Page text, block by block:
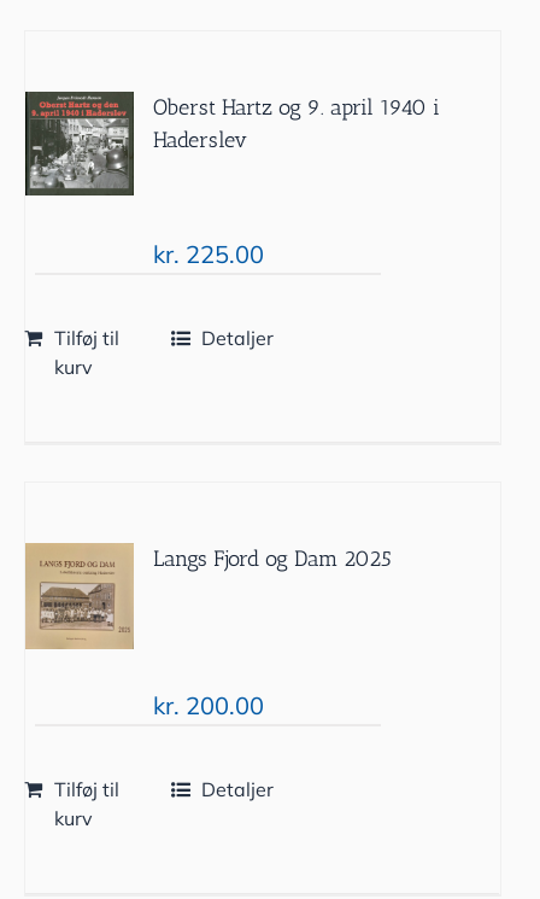
Oberst Hartz og 9. april 1940 i
Haderslev
kr. 225.00
Tilføj til
kurv
Detaljer
Langs Fjord og Dam 2025
kr. 200.00
Tilføj til
kurv
Detaljer